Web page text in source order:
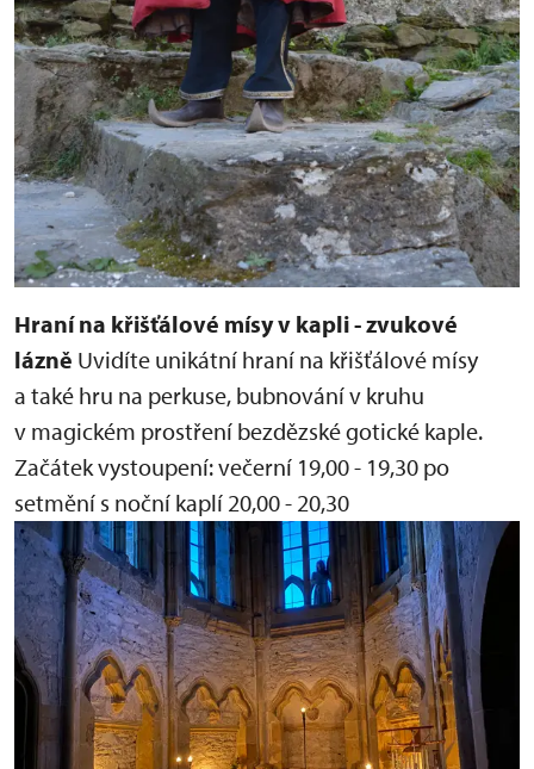
Hraní na křišťálové mísy v kapli - zvukové
lázně Uvidíte unikátní hraní na křišťálové mísy
a také hru na perkuse, bubnování v kruhu
v magickém prostření bezdězské gotické kaple.
Začátek vystoupení:večerní 19,00 - 19,30 po
setmění s noční kaplí 20,00 - 20,30